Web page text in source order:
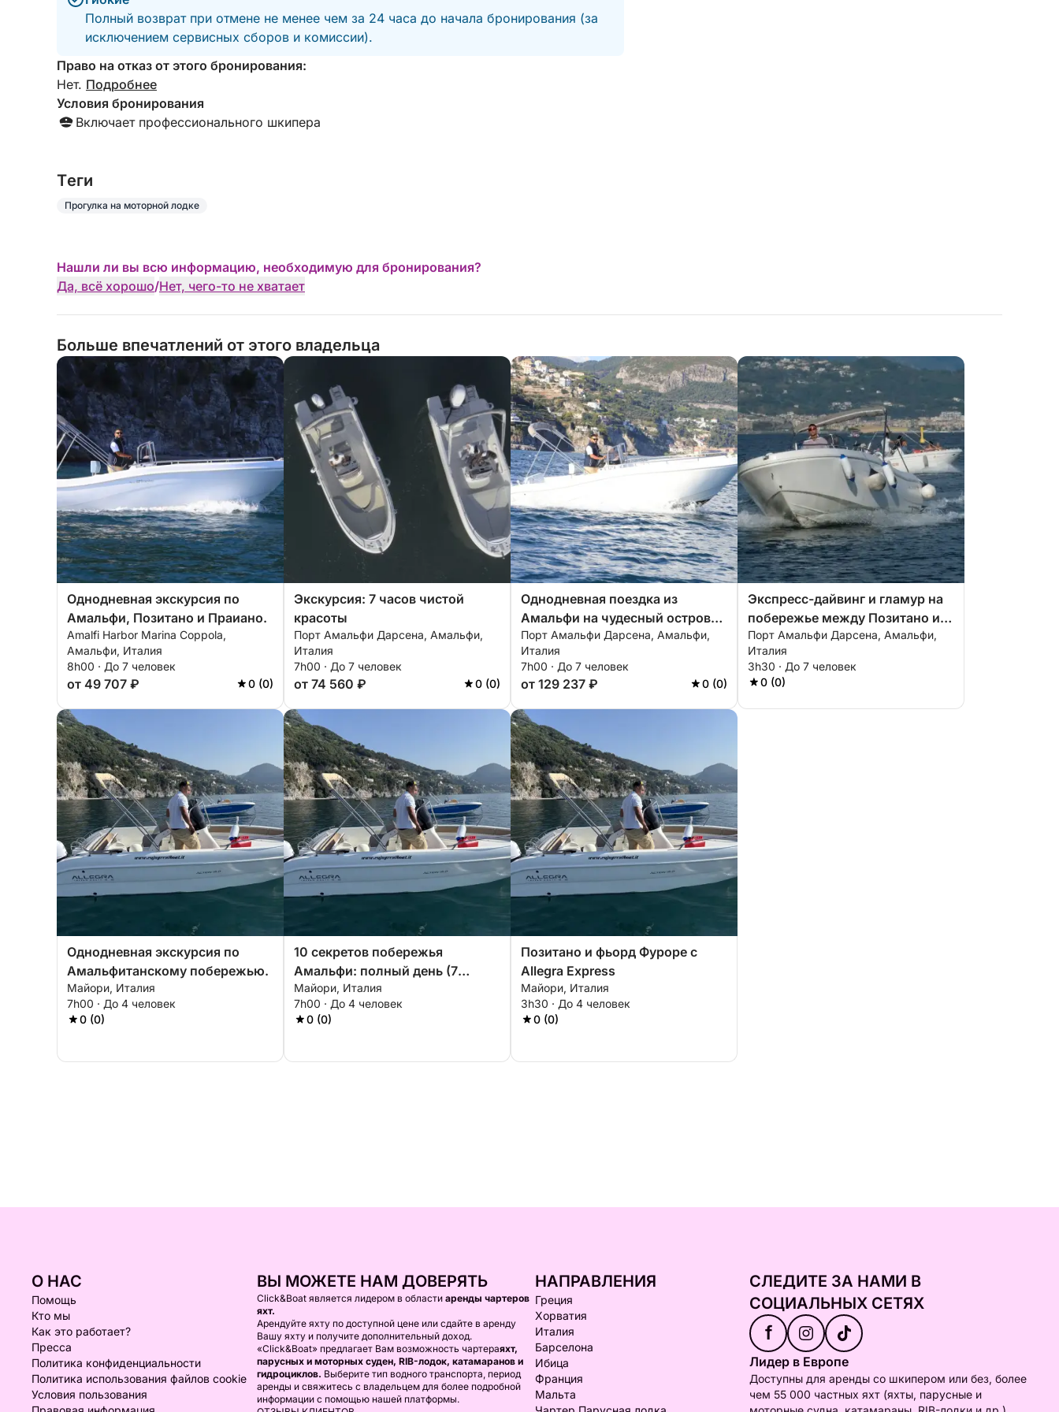
Полный возврат при отмене не менее чем за 24 часа до начала бронирования (за
исключением сервисных сборов и комиссии).
Право на отказ от этого бронирования:
Нет. Подробнее
Условия бронирования
Включает профессионального шкипера
Tеги
Прогулка на моторной лодке
Нашли ли вы всю информацию, необходимую для бронирования?
Да, всё хорошо/Нет, чего-то не хватает
Больше впечатлений от этого владельца
Однодневная экскурсия по
Амальфи, Позитано и Праиано.
Amalfi Harbor Marina Coppola,
Амальфи, Италия
8h00 · До 7 человек
от 49 707 ₽ 0 (0)
Экскурсия: 7 часов чистой
красоты
Порт Амальфи Дарсена, Амальфи,
Италия
7h00 · До 7 человек
от 74 560 ₽ 0 (0)
Однодневная поездка из
Амальфи на чудесный остров
Капри.
Порт Амальфи Дарсена, Амальфи,
Италия
7h00 · До 7 человек
от 129 237 ₽ 0 (0)
Экспресс-дайвинг и гламур на
побережье между Позитано и
фьордом Фуроре
Порт Амальфи Дарсена, Амальфи,
Италия
3h30 · До 7 человек
0 (0)
Однодневная экскурсия по
Амальфитанскому побережью.
Майори, Италия
7h00 · До 4 человек
0 (0)
10 секретов побережья
Амальфи: полный день (7
часов)
Майори, Италия
7h00 · До 4 человек
0 (0)
Позитано и фьорд Фуроре с
Allegra Express
Майори, Италия
3h30 · До 4 человек
0 (0)
О НАС
Помощь
Кто мы
Как это работает?
Пресса
Политика конфиденциальности
Политика использования файлов cookie
Условия пользования
ВЫ МОЖЕТЕ НАМ ДОВЕРЯТЬ
Click&Boat является лидером в области аренды чартеров
яхт.
Арендуйте яхту по доступной цене или сдайте в аренду
Вашу яхту и получите дополнительный доход.
«Click&Boat» предлагает Вам возможность чартераяхт,
парусных и моторных суден, RIB-лодок, катамаранов и
гидроциклов. Выберите тип водного транспорта, период
аренды и свяжитесь с владельцем для более подробной
информации с помощью нашей платформы.
НАПРАВЛЕНИЯ
Греция
Хорватия
Италия
Барселона
Ибица
Франция
Мальта
СЛЕДИТЕ ЗА НАМИ В
СОЦИАЛЬНЫХ СЕТЯХ
f
Лидер в Европе
Доступны для аренды со шкипером или без, более
чем 55 000 частных яхт (яхты, парусные и